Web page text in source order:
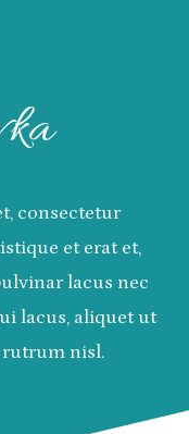
consectetur
et erat et,
lacus nec
lacus, aliquet ut
nisl.